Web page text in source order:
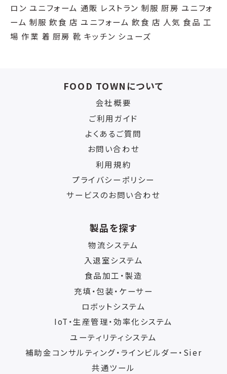
ロン ユニフォーム 通販 レストラン 制服 厨房 ユニフォ
ーム 制服 飲食 店 ユニフォーム 飲食 店 人気 食品 工
場 作業 着 厨房 靴 キッチン シューズ
FOOD TOWNについて
会社概要
ご利用ガイド
よくあるご質問
お問い合わせ
利用規約
プライバシーポリシー
サービスのお問い合わせ
製品を探す
物流システム
入退室システム
食品加工・製造
充填・包装・ケーサー
ロボットシステム
IoT・生産管理・効率化システム
ユーティリティシステム
補助金コンサルティング・ラインビルダー・Sier
共通ツール